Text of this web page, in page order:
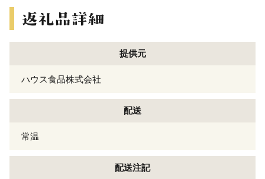
提供元
ハウス食品株式会社
配送
常温
配送注記